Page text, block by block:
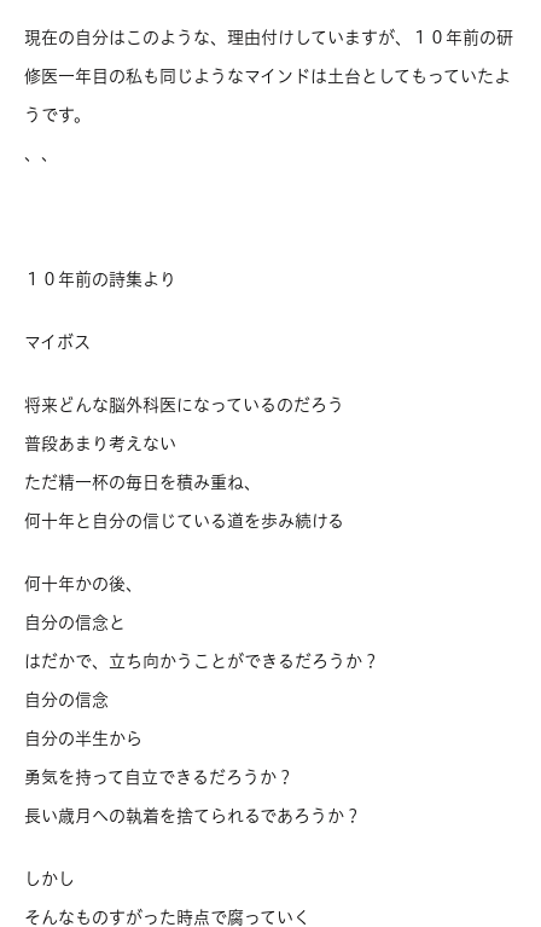
現在の自分はこのような、理由付けしていますが、１０年前の研
修医一年目の私も同じようなマインドは土台としてもっていたよ
うです。
、、
１０年前の詩集より
マイボス
将来どんな脳外科医になっているのだろう
普段あまり考えない
ただ精一杯の毎日を積み重ね、
何十年と自分の信じている道を歩み続ける
何十年かの後、
自分の信念と
はだかで、立ち向かうことができるだろうか？
自分の信念
自分の半生から
勇気を持って自立できるだろうか？
長い歳月への執着を捨てられるであろうか？
しかし
そんなものすがった時点で腐っていく